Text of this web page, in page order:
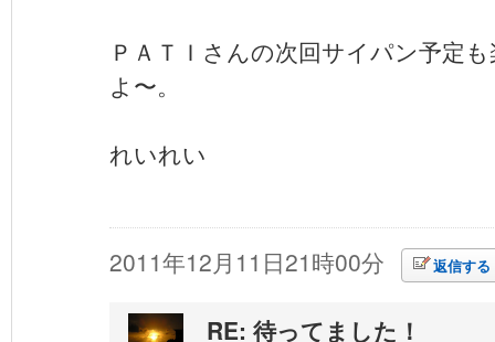
ＰＡＴＩさんの次回サイパン予定
よ〜。
れいれい
2011年12月11日21時00分 返信する
RE: 待ってました！